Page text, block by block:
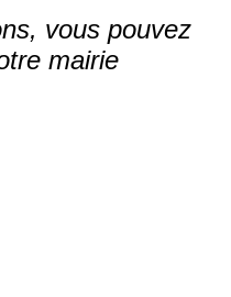
vous pouvez
mairie